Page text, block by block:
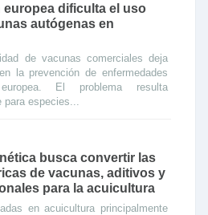
europea dificulta el uso
autógenas en
de vacunas comerciales deja
la prevención de enfermedades
El problema resulta
para especies...
busca convertir las
de vacunas, aditivos y
para la acuicultura
en acuicultura principalmente